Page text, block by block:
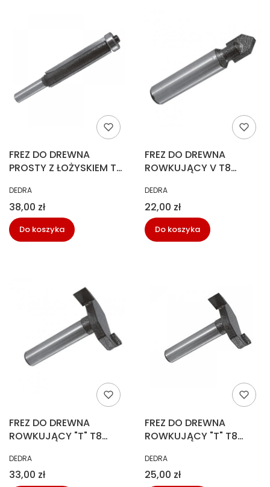
FREZ DO DREWNA
PROSTY Z ŁOŻYSKIEM T8
PRODUCENT
DEDRA
Cena
38,00 zł
Do koszyka
FREZ DO DREWNA
ROWKUJĄCY V T8
PRODUCENT
DEDRA
Cena
22,00 zł
Do koszyka
FREZ DO DREWNA
ROWKUJĄCY "T" T8
07F122C
PRODUCENT
DEDRA
Cena
33,00 zł
FREZ DO DREWNA
ROWKUJĄCY "T" T8
PRODUCENT
DEDRA
Cena
25,00 zł